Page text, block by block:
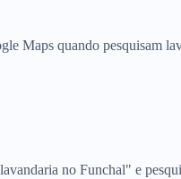
Maps quando pesquisam
lavandaria no Funchal" e